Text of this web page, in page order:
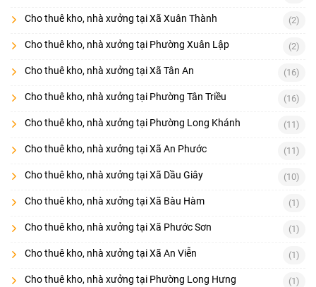
Cho thuê kho, nhà xưởng tại Xã Xuân Thành (2)
Cho thuê kho, nhà xưởng tại Phường Xuân Lập (2)
Cho thuê kho, nhà xưởng tại Xã Tân An (16)
Cho thuê kho, nhà xưởng tại Phường Tân Triều (16)
Cho thuê kho, nhà xưởng tại Phường Long Khánh (11)
Cho thuê kho, nhà xưởng tại Xã An Phước (11)
Cho thuê kho, nhà xưởng tại Xã Dầu Giây (10)
Cho thuê kho, nhà xưởng tại Xã Bàu Hàm (1)
Cho thuê kho, nhà xưởng tại Xã Phước Sơn (1)
Cho thuê kho, nhà xưởng tại Xã An Viễn (1)
Cho thuê kho, nhà xưởng tại Phường Long Hưng (1)